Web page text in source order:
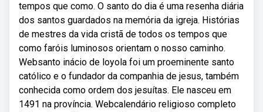
tempos que como. O santo do dia é uma resenha diária
dos santos guardados na memória da igreja. Histórias
de mestres da vida cristã de todos os tempos que
como faróis luminosos orientam o nosso caminho.
Websanto inácio de loyola foi um proeminente santo
católico e o fundador da companhia de jesus, também
conhecida como ordem dos jesuítas. Ele nasceu em
1491 na província. Webcalendário religioso completo